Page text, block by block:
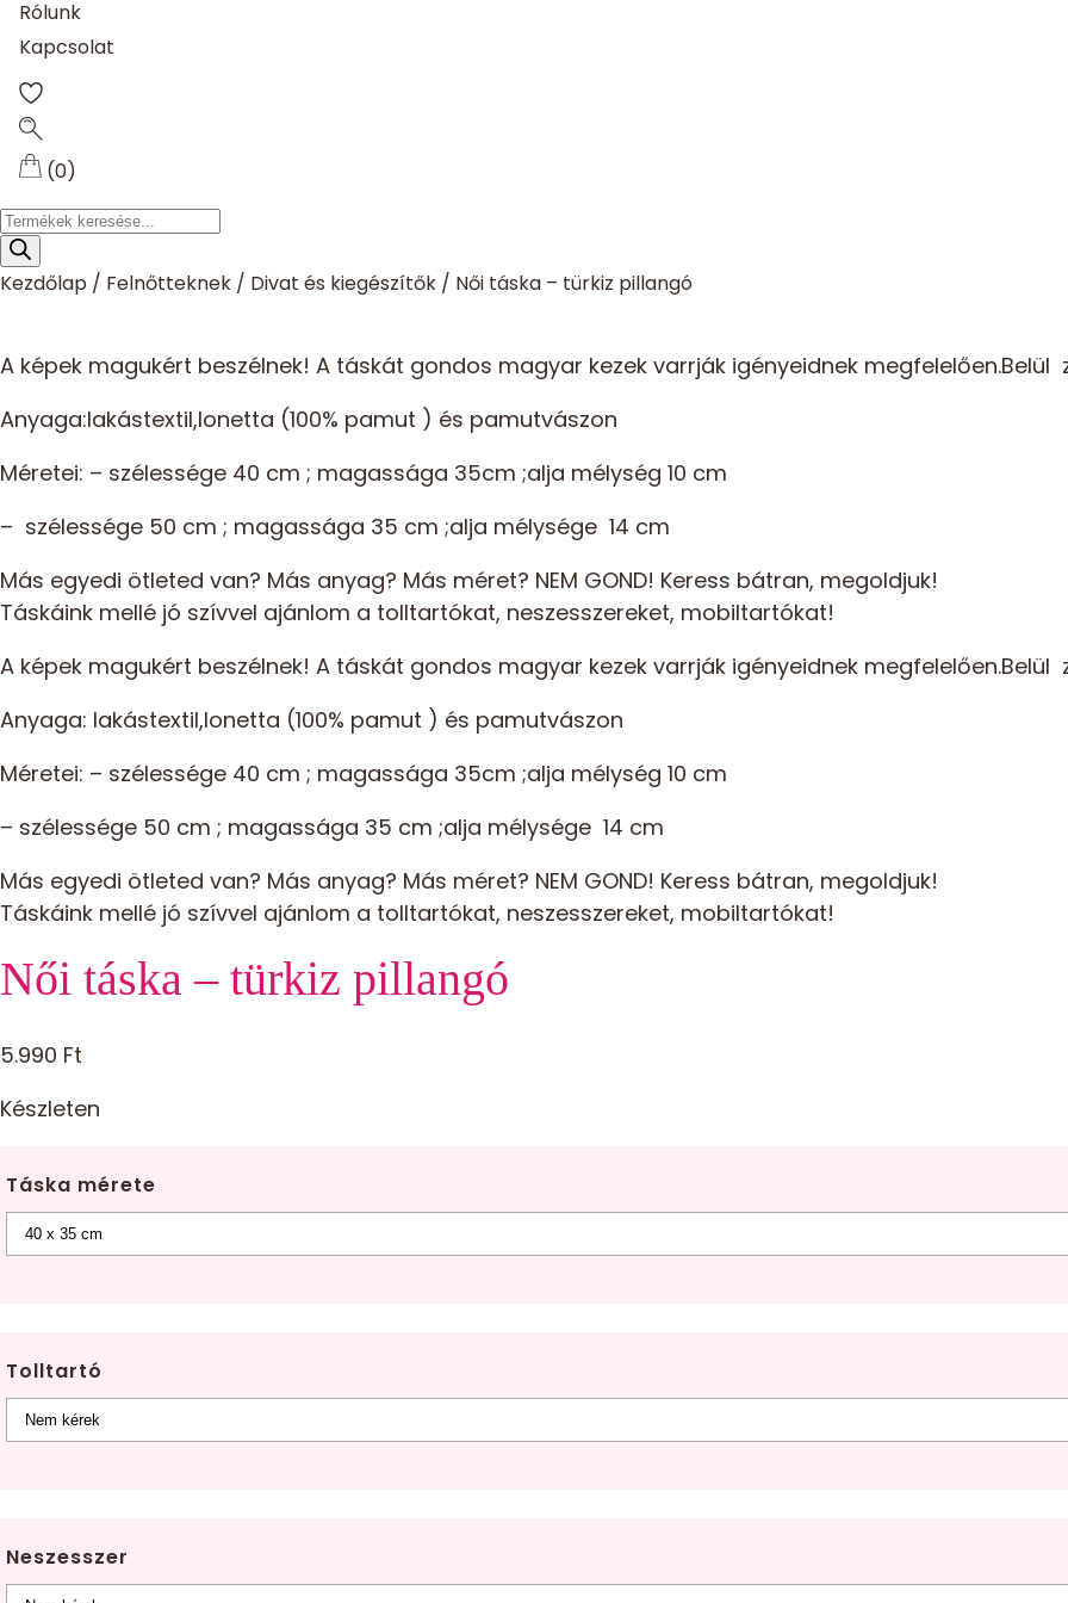
Rólunk
Kapcsolat
(0)
Products
search
Kezdőlap / Felnőtteknek / Divat és kiegészítők / Női táska – türkiz pillangó
A képek magukért beszélnek! A táskát gondos magyar kezek varrják igényeidnek megfelelően.Belül
Anyaga:lakástextil,lonetta (100% pamut ) és pamutvászon
Méretei: – szélessége 40 cm ; magassága 35cm ;alja mélység 10 cm
– szélessége 50 cm ; magassága 35 cm ;alja mélysége 14 cm
Más egyedi ötleted van? Más anyag? Más méret? NEM GOND! Keress bátran, megoldjuk!
Táskáink mellé jó szívvel ajánlom a tolltartókat, neszesszereket, mobiltartókat!
A képek magukért beszélnek! A táskát gondos magyar kezek varrják igényeidnek megfelelően.Belül
Anyaga: lakástextil,lonetta (100% pamut ) és pamutvászon
Méretei: – szélessége 40 cm ; magassága 35cm ;alja mélység 10 cm
– szélessége 50 cm ; magassága 35 cm ;alja mélysége 14 cm
Más egyedi ötleted van? Más anyag? Más méret? NEM GOND! Keress bátran, megoldjuk!
Táskáink mellé jó szívvel ajánlom a tolltartókat, neszesszereket, mobiltartókat!
Női táska – türkiz pillangó
5.990 Ft
Készleten
Táska mérete
Tolltartó
Neszesszer